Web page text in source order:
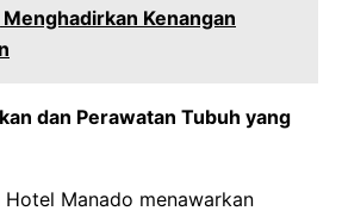
Kenangan
dan Perawatan Tubuh yang
Hotel Manado menawarkan